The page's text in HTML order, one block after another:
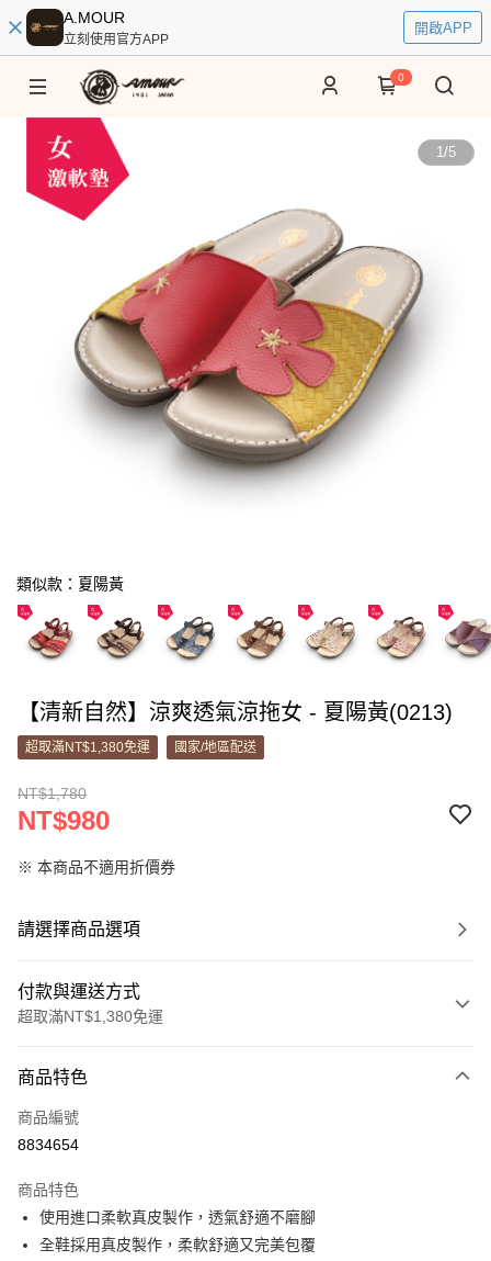
A.MOUR
立刻使用官方APP
開啟APP
0
1/5
類似款：夏陽黃
【清新自然】涼爽透氣涼拖女 - 夏陽黃(0213)
超取滿NT$1,380免運 國家/地區配送
NT$1,780
NT$980
※ 本商品不適用折價券
請選擇商品選項
付款與運送方式
超取滿NT$1,380免運
信用卡一次付款
信用卡分期付款
合作金庫商業銀行
華南商業銀行
彰化商業銀行
上海商業儲蓄銀行
台北富邦商業銀行
超商取貨付款
LINE Pay
商品特色
商品編號
8834654
商品特色
使用進口柔軟真皮製作，透氣舒適不磨腳
全鞋採用真皮製作，柔軟舒適又完美包覆